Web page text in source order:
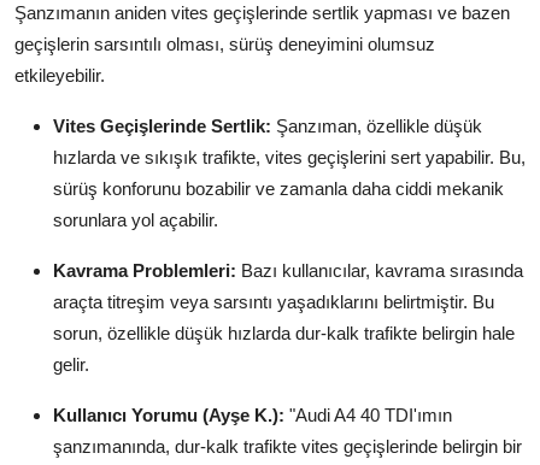
Şanzımanın aniden vites geçişlerinde sertlik yapması ve bazen
geçişlerin sarsıntılı olması, sürüş deneyimini olumsuz
etkileyebilir.
Vites Geçişlerinde Sertlik: Şanzıman, özellikle düşük
hızlarda ve sıkışık trafikte, vites geçişlerini sert yapabilir. Bu,
sürüş konforunu bozabilir ve zamanla daha ciddi mekanik
sorunlara yol açabilir.
Kavrama Problemleri: Bazı kullanıcılar, kavrama sırasında
araçta titreşim veya sarsıntı yaşadıklarını belirtmiştir. Bu
sorun, özellikle düşük hızlarda dur-kalk trafikte belirgin hale
gelir.
Kullanıcı Yorumu (Ayşe K.): "Audi A4 40 TDI'ımın
şanzımanında, dur-kalk trafikte vites geçişlerinde belirgin bir